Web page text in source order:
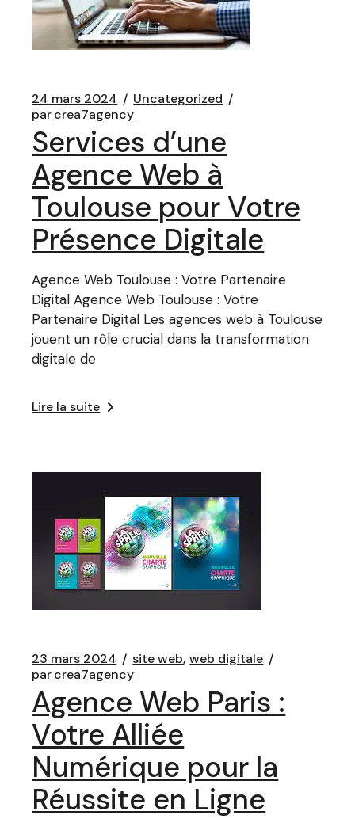
24 mars 2024
Uncategorized
parcrea7agency
Services d’une
Agence Web à
Toulouse pour Votre
Présence Digitale
Agence Web Toulouse : Votre Partenaire
Digital Agence Web Toulouse : Votre
Partenaire Digital Les agences web à Toulouse
jouent un rôle crucial dans la transformation
digitale de
Lire la suite
23 mars 2024 site web web digitale
parcrea7agency
Agence Web Paris :
Votre Alliée
Numérique pour la
Réussite en Ligne